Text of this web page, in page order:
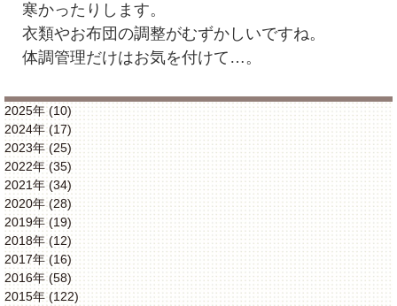
寒かったりします。
衣類やお布団の調整がむずかしいですね。
体調管理だけはお気を付けて…。
2025年 (10)
2024年 (17)
2023年 (25)
2022年 (35)
2021年 (34)
2020年 (28)
2019年 (19)
2018年 (12)
2017年 (16)
2016年 (58)
2015年 (122)